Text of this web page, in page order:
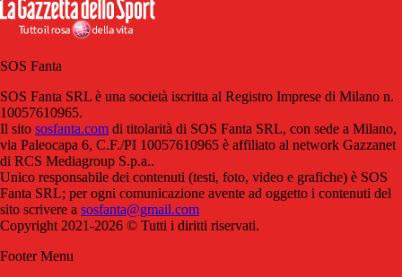
SOS Fanta
SOS Fanta SRL è una società iscritta al Registro Imprese di Milano n.
10057610965.
Il sito sosfanta.com di titolarità di SOS Fanta SRL, con sede a Milano,
via Paleocapa 6, C.F./PI 10057610965 è affiliato al network Gazzanet
di RCS Mediagroup S.p.a..
Unico responsabile dei contenuti (testi, foto, video e grafiche) è SOS
Fanta SRL; per ogni comunicazione avente ad oggetto i contenuti del
sito scrivere a sosfanta@gmail.com
Copyright 2021-2026 © Tutti i diritti riservati.
Footer Menu